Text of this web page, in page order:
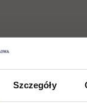
Szczegóły
zdajemy
terminu